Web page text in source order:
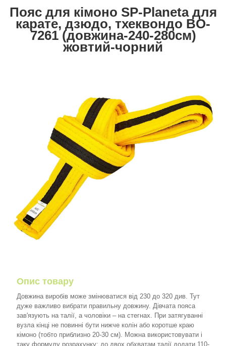
Пояс для кімоно SP-Planeta для
карате, дзюдо, тхеквондо BO-
7261 (довжина-240-280см)
жовтий-чорний
Опис товару
Довжина виробів може змінюватися від 230 до 320 див. Тут
дуже важливо вибрати правильну довжину. Дівчата пояса
зав'язують на талії, а чоловіки – на стегнах. При затягуванні
вузла кінці не повинні бути нижче колін або коротше краю
кімоно (тобто приблизно 20-30 см). Можна використовувати і
таку формулу розрахунку: до двох обхватам талії додати 110-